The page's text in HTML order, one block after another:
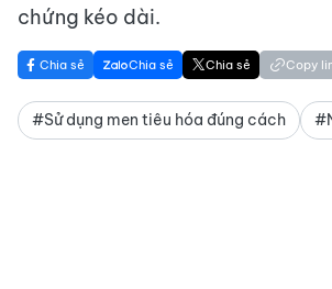
chứng kéo dài.
Chia sẻ Chia sẻ Chia sẻ Copy
#Sử dụng men tiêu hóa đúng cách